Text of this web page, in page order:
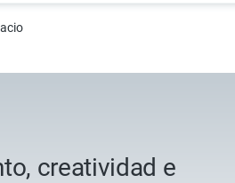
creatividad e